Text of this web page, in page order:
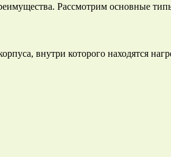
Рассмотрим основные
внутри которого находятся